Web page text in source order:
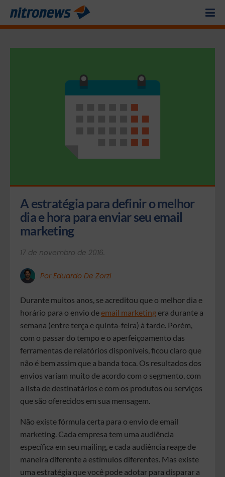
A estratégia para definir o melhor
dia e hora para enviar seu email
marketing
17 de novembro de 2016.
Por Eduardo De Zorzi
Durante muitos anos, se acreditou que o melhor dia e
horário para o envio deemail marketing era durante a
semana (entre terça e quinta-feira) à tarde. Porém,
com o passar do tempo e o aperfeiçoamento das
ferramentas de relatórios disponíveis, ficou claro que
não é bem assim que a banda toca. Os resultados dos
envios variam muito de acordo com o segmento, com
a lista de destinatários e com os produtos ou serviços
que são oferecidos em sua mensagem.
Não existe fórmula certa para o envio de email
marketing. Cada empresa tem uma audiência
específica em seu mailing, e cada audiência reage de
maneira diferente a estímulos diferentes. Mas existe
uma estratégia que você pode adotar para disparar a